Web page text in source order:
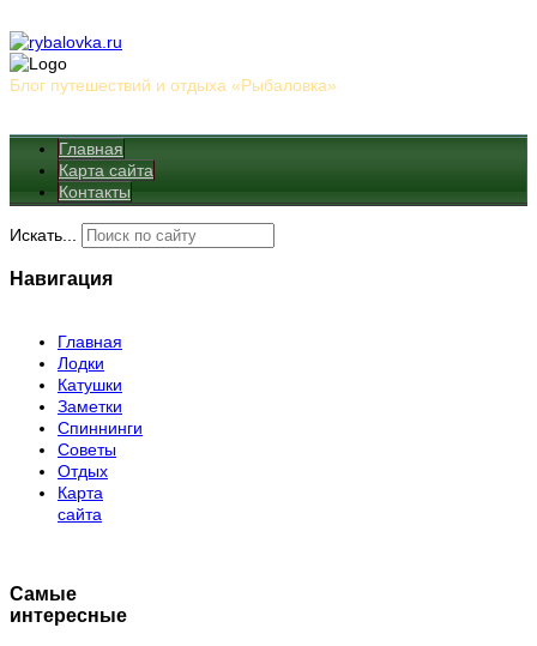
Блог путешествий и отдыха «Рыбаловка»
Главная
Карта сайта
Контакты
Искать...
Навигация
Главная
Лодки
Катушки
Заметки
Спиннинги
Советы
Отдых
Карта
сайта
Самые
интересные